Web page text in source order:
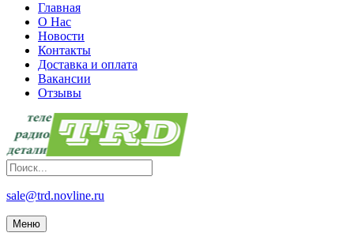
Главная
О Нас
Новости
Контакты
Доставка и оплата
Вакансии
Отзывы
sale@trd.novline.ru
Меню